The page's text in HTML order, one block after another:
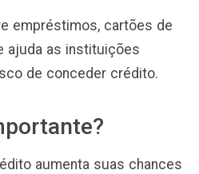
empréstimos, cartões de
ajuda as instituições
de conceder crédito.
aumenta suas chances